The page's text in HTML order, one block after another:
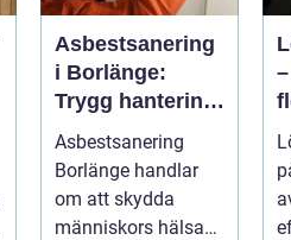
Asbestsanering
i Borlänge:
Trygg hantering
av farliga fibrer
Asbestsanering
Borlänge handlar
om att skydda
människors hälsa